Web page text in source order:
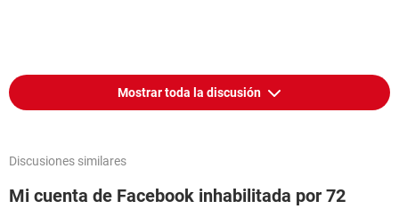
Mostrar toda la discusión
Discusiones similares
Mi cuenta de Facebook inhabilitada por 72